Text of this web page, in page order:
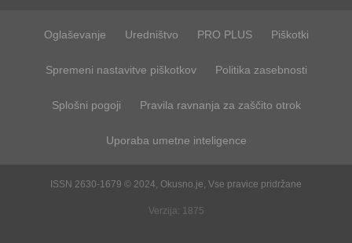
Oglaševanje Uredništvo PRO PLUS Piškotki
Spremeni nastavitve piškotkov Politika zasebnosti
Splošni pogoji Pravila ravnanja za zaščito otrok
Uporaba umetne inteligence
ISSN 2630-1679 © 2024, Okusno.je, Vse pravice pridržane
Verzija: 1875